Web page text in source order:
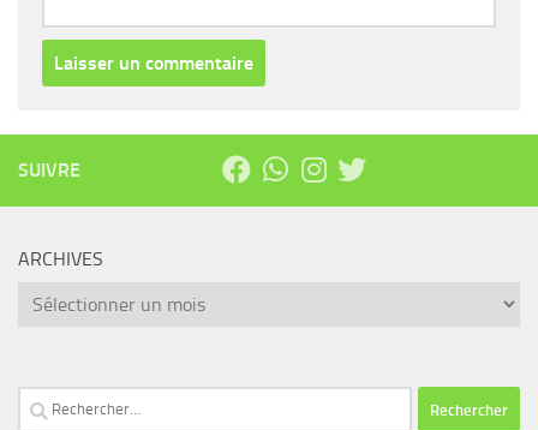
SUIVRE
ARCHIVES
Archives
Rechercher :